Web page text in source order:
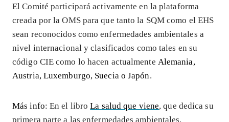
El Comité participará activamente en la plataforma
creada por la OMS para que tanto la SQM como el EHS
sean reconocidos como enfermedades ambientales a
nivel internacional y clasificados como tales en su
código CIE como lo hacen actualmente Alemania,
Austria, Luxemburgo, Suecia o Japón.
Más info: En el libroLa salud que viene, que dedica su
primera parte a las enfermedades ambientales.